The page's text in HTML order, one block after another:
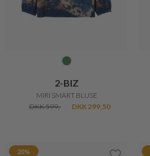
2-BIZ
MIRI SMART BLUSE
DKK 599,-
DKK 299,50
20%